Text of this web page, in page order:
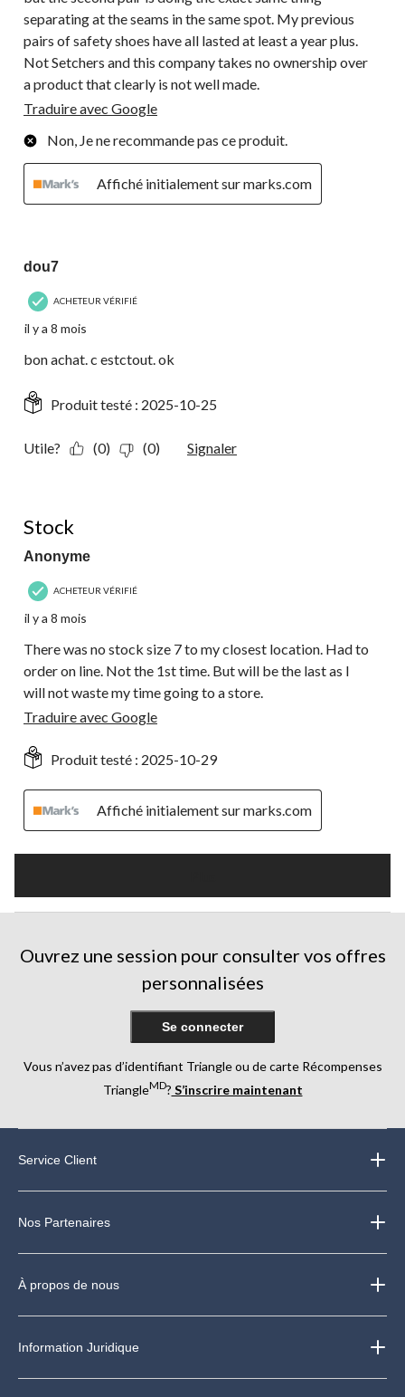
separating at the seams in the same spot. My previous
pairs of safety shoes have all lasted at least a year plus.
Not Setchers and this company takes no ownership over
a product that clearly is not well made.
Traduire avec Google
Non, Je ne recommande pas ce produit.
Affiché initialement sur marks.com
dou7
ACHETEUR VÉRIFIÉ
il y a 8 mois
bon achat. c estctout. ok
Produit testé : 2025-10-25
Utile? (0) (0) Signaler
Stock
Anonyme
ACHETEUR VÉRIFIÉ
il y a 8 mois
There was no stock size 7 to my closest location. Had to
order on line. Not the 1st time. But will be the last as I
will not waste my time going to a store.
Traduire avec Google
Produit testé : 2025-10-29
Affiché initialement sur marks.com
Ouvrez une session pour consulter vos offres
personnalisées
Se connecter
Vous n’avez pas d’identifiant Triangle ou de carte Récompenses
TriangleMD? S’inscrire maintenant
Service Client
Nos Partenaires
À propos de nous
Information Juridique